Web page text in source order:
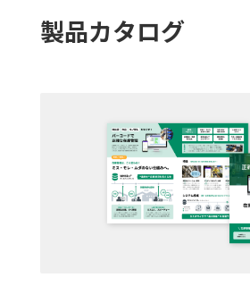
製品カタログ